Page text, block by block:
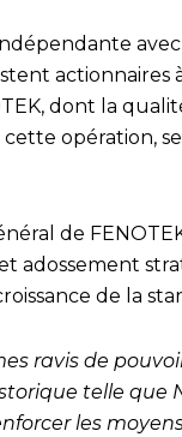
avec
actionnaires
dont la
opération,
de
adossement
de la
ravis de
telle que
les